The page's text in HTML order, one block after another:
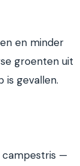
en minder
groenten uit
is gevallen.
campestris —